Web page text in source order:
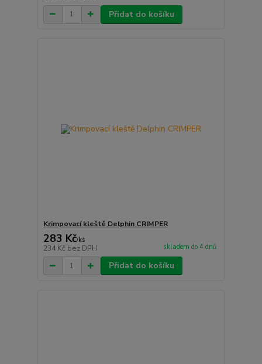
Přidat do košíku
Krimpovací kleště Delphin CRIMPER
283 Kč/ks
234 Kč bez DPH skladem do 4 dnů
Přidat do košíku